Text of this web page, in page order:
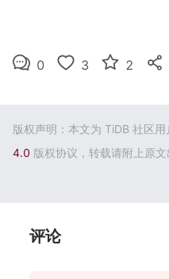
0 3 2
版权声明：本文为 TiDB 社区
4.0 版权协议，转载请附上原文
评论